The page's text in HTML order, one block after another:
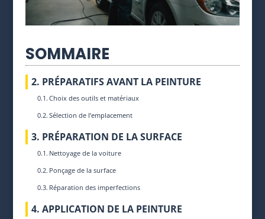
SOMMAIRE
2. PRÉPARATIFS AVANT LA PEINTURE
Choix des outils et matériaux
Sélection de l’emplacement
3. PRÉPARATION DE LA SURFACE
Nettoyage de la voiture
Ponçage de la surface
Réparation des imperfections
4. APPLICATION DE LA PEINTURE